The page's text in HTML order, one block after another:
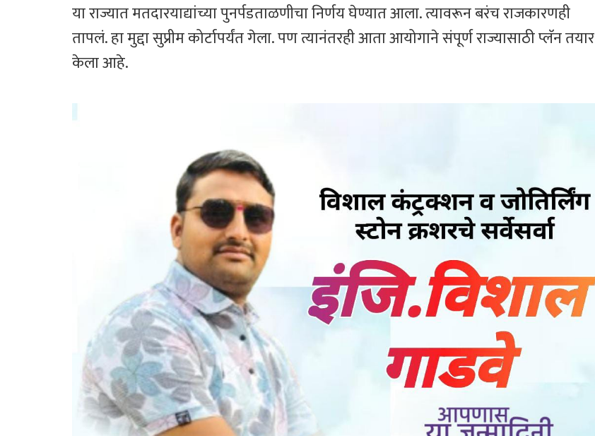
या राज्यात मतदारयाद्यांच्या पुनर्पडताळणीचा निर्णय घेण्यात आला. त्यावरून बरंच राजकारणही
तापलं. हा मुद्दा सुप्रीम कोर्टापर्यंत गेला. पण त्यानंतरही आता आयोगाने संपूर्ण राज्यासाठी प्लॅन तयार
केला आहे.